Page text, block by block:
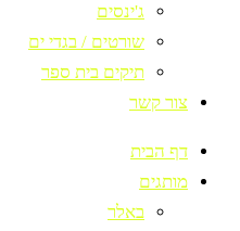
ג'ינסים
שורטים / בגדי ים
תיקים בית ספר
צור קשר
דף הבית
מותגים
באלר